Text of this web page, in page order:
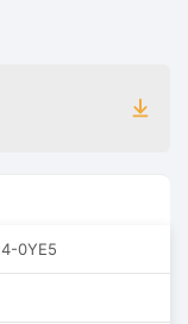
0YE5